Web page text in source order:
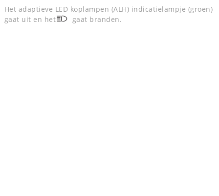
Het adaptieve LED koplampen (ALH) indicatielampje (groen)
gaat uit en het
gaat branden.